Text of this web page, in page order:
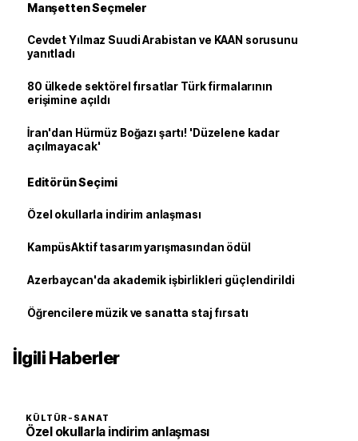
Manşetten Seçmeler
Cevdet Yılmaz Suudi Arabistan ve KAAN sorusunu
yanıtladı
80 ülkede sektörel fırsatlar Türk firmalarının
erişimine açıldı
İran'dan Hürmüz Boğazı şartı! 'Düzelene kadar
açılmayacak'
Editörün Seçimi
Özel okullarla indirim anlaşması
KampüsAktif tasarım yarışmasından ödül
Azerbaycan'da akademik işbirlikleri güçlendirildi
Öğrencilere müzik ve sanatta staj fırsatı
İlgili Haberler
KÜLTÜR-SANAT
Özel okullarla indirim anlaşması